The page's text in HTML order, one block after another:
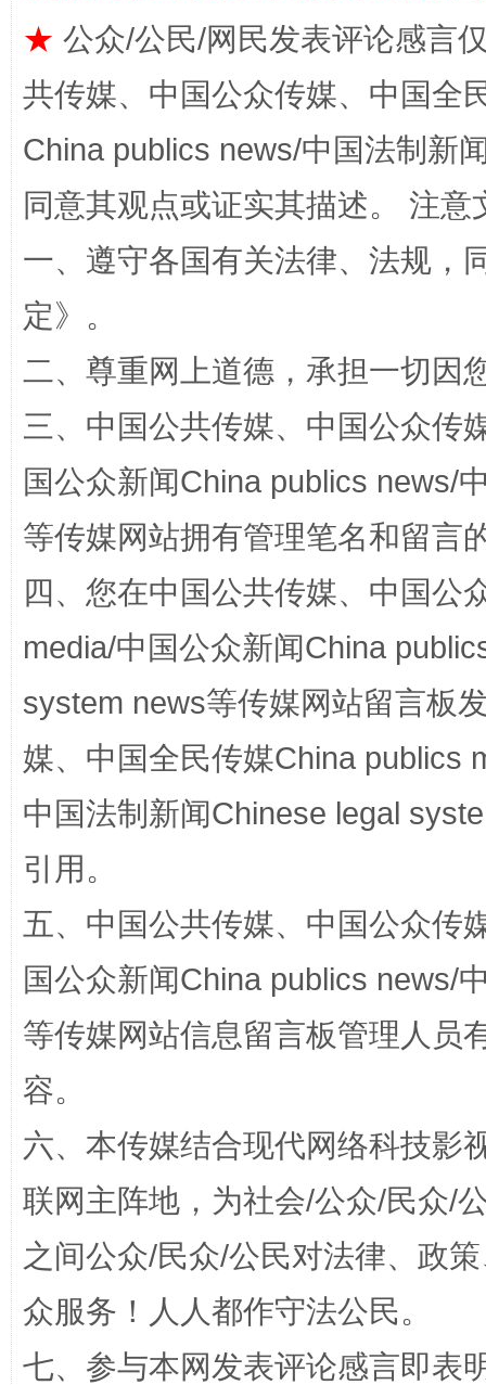
全民健身五年计划来了！等你上场
阿坝州三大球赛在茂县开幕 规模
“蜀中异人”王建安的艺术幻境
★ 公众/公民/网民发表评论感言
共传媒、中国公众传媒、中国全
China publics news/中国法制新
同意其观点或证实其描述。 注
一、遵守各国有关法律、法规，
定》。
二、尊重网上道德，承担一切因
三、中国公共传媒、中国公众传
国公众新闻China publics news/
等传媒网站拥有管理笔名和留言
四、您在中国公共传媒、中国公
media/中国公众新闻China
system news等传媒网站留言板
媒、中国全民传媒China publics
中国法制新闻Chinese legal
引用。
五、中国公共传媒、中国公众传
国公众新闻China publics news/
等传媒网站信息留言板管理人员
容。
六、本传媒结合现代网络科技影
联网主阵地，为社会/公众/民众/
之间公众/民众/公民对法律、政
众服务！人人都作守法公民。
七、参与本网发表评论感言即表